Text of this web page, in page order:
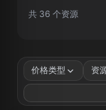
共 36 个资源
价格类型 资